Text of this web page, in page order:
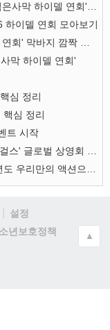
하이델 연회 모아보기
막 하이델 연회'
심 정리
심 정리
트 시작
설정
년보호정책
▲